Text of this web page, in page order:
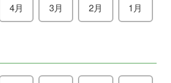
4月 3月 2月 1月